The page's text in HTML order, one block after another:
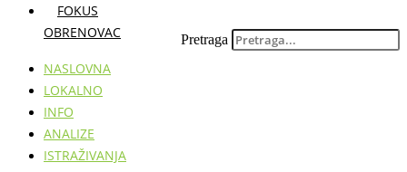
FOKUS
OBRENOVAC
NASLOVNA
LOKALNO
INFO
ANALIZE
ISTRAŽIVANJA
Pretraga